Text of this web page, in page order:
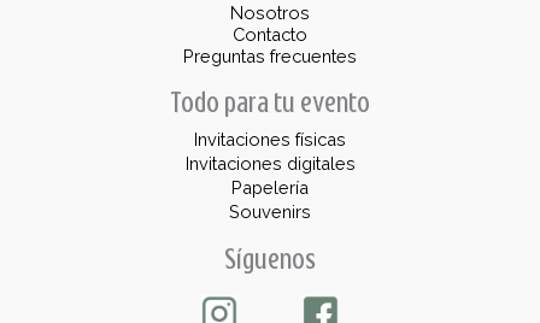
Nosotros
Contacto
Preguntas frecuentes
Todo para tu evento
Invitaciones físicas
Invitaciones digitales
Papelería
Souvenirs
Síguenos